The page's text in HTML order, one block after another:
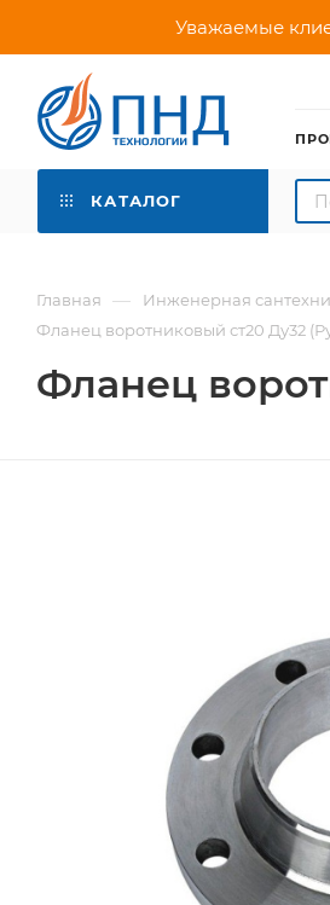
Уважаемые
КАТАЛОГ
Главная — Инженерная
Фланец воротниковый ст20 Ду32
Фланец